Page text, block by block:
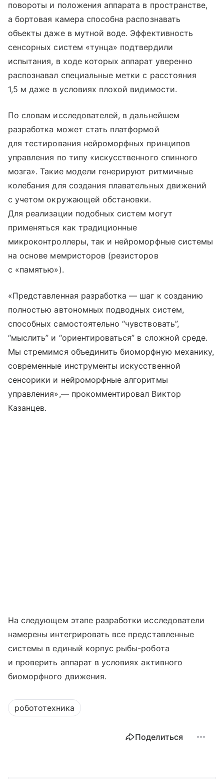
повороты и положения аппарата в пространстве,
а бортовая камера способна распознавать
объекты даже в мутной воде. Эффективность
сенсорных систем «тунца» подтвердили
испытания, в ходе которых аппарат уверенно
распознавал специальные метки с расстояния
1,5 м даже в условиях плохой видимости.
По словам исследователей, в дальнейшем
разработка может стать платформой
для тестирования нейроморфных принципов
управления по типу «искусственного спинного
мозга». Такие модели генерируют ритмичные
колебания для создания плавательных движений
с учетом окружающей обстановки.
Для реализации подобных систем могут
применяться как традиционные
микроконтроллеры, так и нейроморфные системы
на основе мемристоров (резисторов
с «памятью»).
«Представленная разработка — шаг к созданию
полностью автономных подводных систем,
способных самостоятельно “чувствовать”,
“мыслить” и “ориентироваться” в сложной среде.
Мы стремимся объединить биоморфную механику,
современные инструменты искусственной
сенсорики и нейроморфные алгоритмы
управления»,— прокомментировал Виктор
Казанцев.
На следующем этапе разработки исследователи
намерены интегрировать все представленные
системы в единый корпус рыбы-робота
и проверить аппарат в условиях активного
биоморфного движения.
робототехника
Поделиться